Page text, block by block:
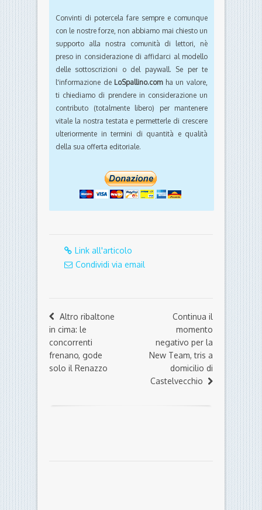
Convinti di potercela fare sempre e comunque
con le nostre forze, non abbiamo mai chiesto un
supporto alla nostra comunità di lettori, nè
preso in considerazione di affidarci al modello
delle sottoscrizioni o del paywall. Se per te
l'informazione de LoSpallino.comha un valore,
ti chiediamo di prendere in considerazione un
contributo (totalmente libero) per mantenere
vitale la nostra testata e permetterle di crescere
ulteriormente in termini di quantità e qualità
della sua offerta editoriale.
Link all'articolo
Condividi via email
Altro ribaltone
in cima: le
concorrenti
frenano, gode
solo il Renazzo
Continua il
momento
negativo per la
New Team, tris a
domicilio di
Castelvecchio